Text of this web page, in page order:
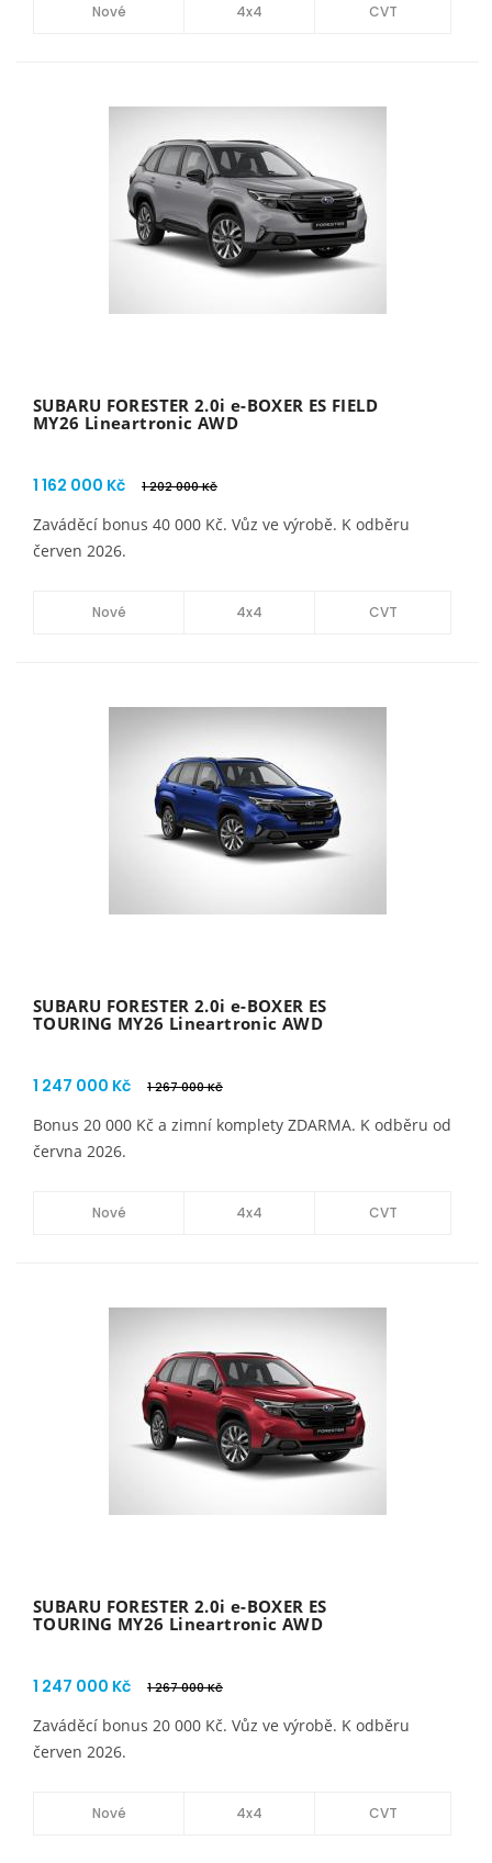
Nové 4x4 CVT
SUBARU FORESTER 2.0i e-BOXER ES FIELD
MY26 Lineartronic AWD
1 162 000 Kč 1 202 000 Kč
Zaváděcí bonus 40 000 Kč. Vůz ve výrobě. K odběru
červen 2026.
Nové 4x4 CVT
SUBARU FORESTER 2.0i e-BOXER ES
TOURING MY26 Lineartronic AWD
1 247 000 Kč 1 267 000 Kč
Bonus 20 000 Kč a zimní komplety ZDARMA. K odběru od
června 2026.
Nové 4x4 CVT
SUBARU FORESTER 2.0i e-BOXER ES
TOURING MY26 Lineartronic AWD
1 247 000 Kč 1 267 000 Kč
Zaváděcí bonus 20 000 Kč. Vůz ve výrobě. K odběru
červen 2026.
Nové 4x4 CVT